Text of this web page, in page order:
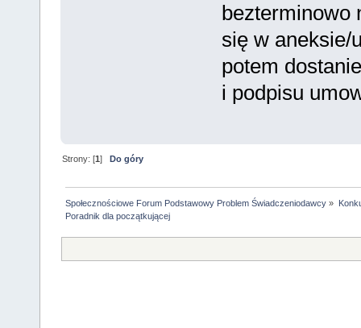
bezterminowo
się w aneksie/
potem
i podpisu
Strony: [1]Do góry
Społecznościowe Forum Podstawowy Problem Świadczeniodawcy »
Poradnik dla początkującej